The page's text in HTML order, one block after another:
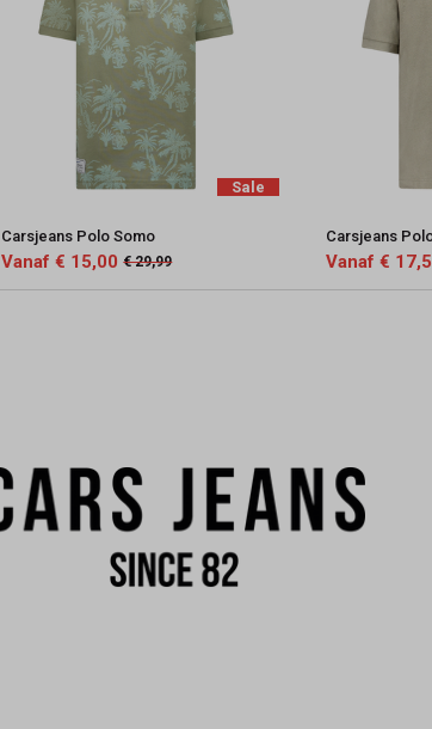
Sale
Carsjeans Polo Somo
Vanaf € 15,00 € 29,99
Carsjeans
Vanaf €